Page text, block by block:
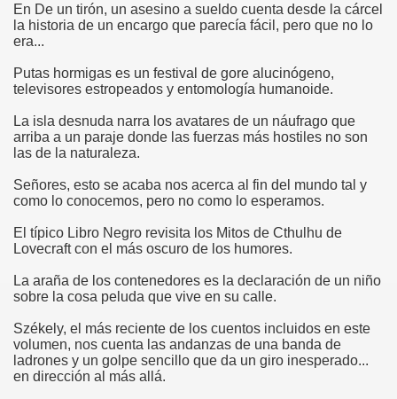
En De un tirón, un asesino a sueldo cuenta desde la cárcel
la historia de un encargo que parecía fácil, pero que no lo
era...
Putas hormigas es un festival de gore alucinógeno,
televisores estropeados y entomología humanoide.
La isla desnuda narra los avatares de un náufrago que
arriba a un paraje donde las fuerzas más hostiles no son
las de la naturaleza.
Señores, esto se acaba nos acerca al fin del mundo tal y
como lo conocemos, pero no como lo esperamos.
El típico Libro Negro revisita los Mitos de Cthulhu de
Lovecraft con el más oscuro de los humores.
La araña de los contenedores es la declaración de un niño
sobre la cosa peluda que vive en su calle.
Székely, el más reciente de los cuentos incluidos en este
volumen, nos cuenta las andanzas de una banda de
ladrones y un golpe sencillo que da un giro inesperado...
en dirección al más allá.